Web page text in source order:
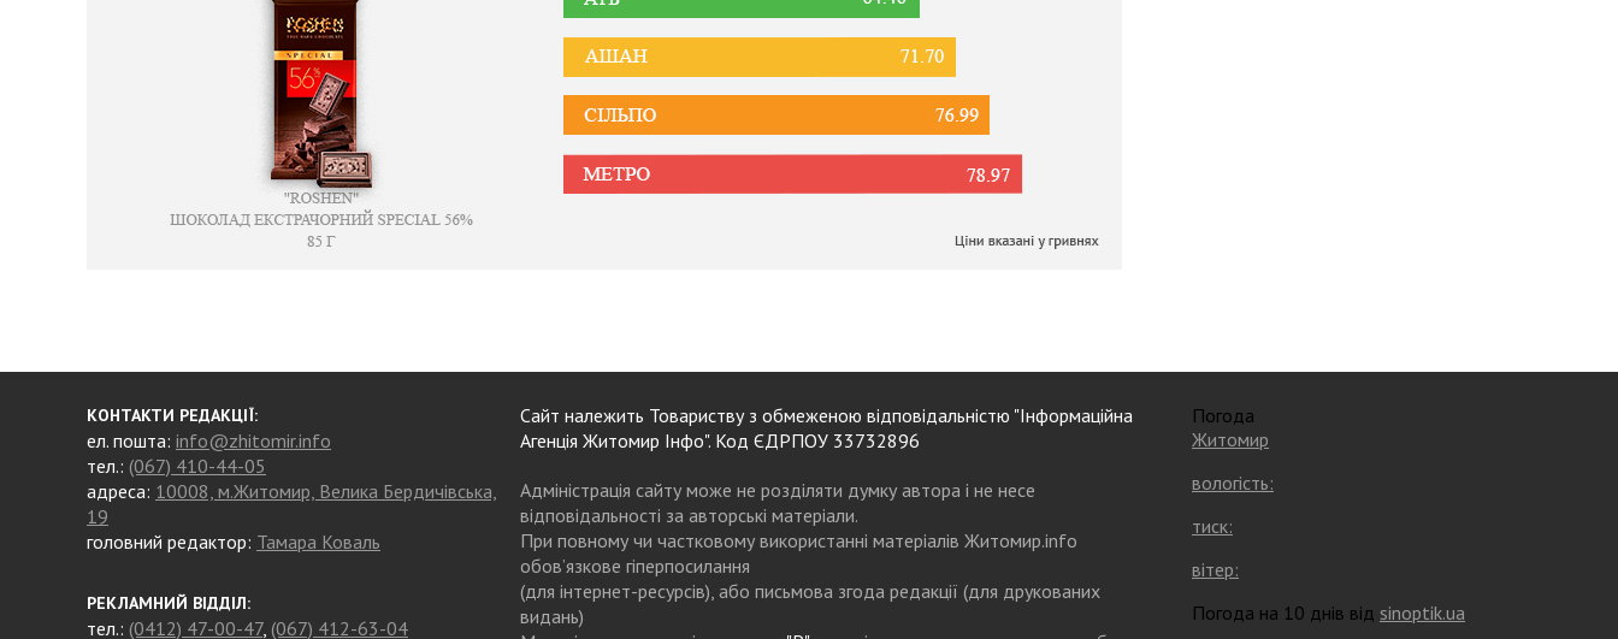
КОНТАКТИ РЕДАКЦІЇ:
ел. пошта: info@zhitomir.info
тел.: (067) 410-44-05
адреса: 10008, м.Житомир, Велика Бердичівська,
19
головний редактор: Тамара Коваль
РЕКЛАМНИЙ ВІДДІЛ:
тел.: (0412) 47-00-47, (067) 412-63-04
Сайт належить Товариству з обмеженою відповідальністю "Інформаційна
Агенція Житомир Інфо". Код ЄДРПОУ 33732896
Адміністрація сайту може не розділяти думку автора і не несе
відповідальності за авторські матеріали.
При повному чи частковому використанні матеріалів Житомир.info
обов’язкове гіперпосилання
(для інтернет-ресурсів), або письмова згода редакції (для друкованих
видань)
Погода
Житомир
вологість:
тиск:
вітер:
Погода на 10 днів від sinoptik.ua